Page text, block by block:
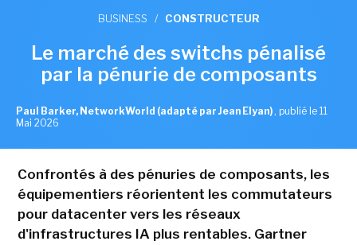
BUSINESS / CONSTRUCTEUR
Le marché des switchs pénalisé
par la pénurie de composants
Paul Barker, NetworkWorld (adapté par Jean Elyan) , publié le 11
Mai 2026
Confrontés à des pénuries de composants, les
équipementiers réorientent les commutateurs
pour datacenter vers les réseaux
d'infrastructures IA plus rentables. Gartner